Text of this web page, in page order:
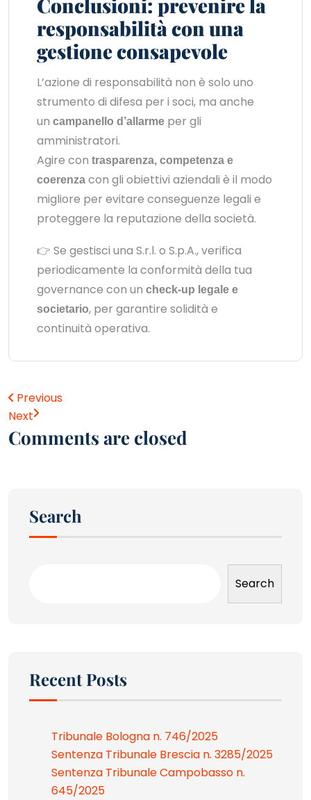
responsabilità con una
gestione consapevole
L’azione di responsabilità non è solo uno
strumento di difesa per i soci, ma anche
un campanello d’allarme per gli
amministratori.
Agire con trasparenza, competenza e
coerenza con gli obiettivi aziendali è il modo
migliore per evitare conseguenze legali e
proteggere la reputazione della società.
👉 Se gestisci una S.r.l. o S.p.A., verifica
periodicamente la conformità della tua
governance con un check-up legale e
societario, per garantire solidità e
continuità operativa.
Previous
Next
Comments are closed
Search
Search
Recent Posts
Tribunale Bologna n. 746/2025
Sentenza Tribunale Brescia n. 3285/2025
Sentenza Tribunale Campobasso n.
645/2025